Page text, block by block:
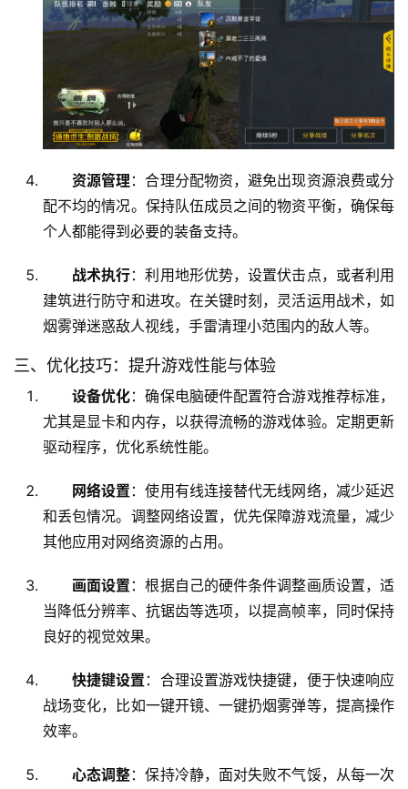
资源管理 ：合理分配物资，避免出现资源浪费或分
配不均的情况。保持队伍成员之间的物资平衡，确保每
个人都能得到必要的装备支持。
战术执行：利用地形优势，设置伏击点，或者利用
建筑进行防守和进攻。在关键时刻，灵活运用战术，如
烟雾弹迷惑敌人视线，手雷清理小范围内的敌人等。
三、优化技巧：提升游戏性能与体验
设备优化：确保电脑硬件配置符合游戏推荐标准，
尤其是显卡和内存，以获得流畅的游戏体验。定期更新
驱动程序，优化系统性能。
网络设置 ：使用有线连接替代无线网络，减少延迟
和丢包情况。调整网络设置，优先保障游戏流量，减少
其他应用对网络资源的占用。
画面设置 ：根据自己的硬件条件调整画质设置，适
当降低分辨率、抗锯齿等选项，以提高帧率，同时保持
良好的视觉效果。
快捷键设置 ：合理设置游戏快捷键，便于快速响应
战场变化，比如一键开镜、一键扔烟雾弹等，提高操作
效率。
心态调整：保持冷静，面对失败不气馁，从每一次